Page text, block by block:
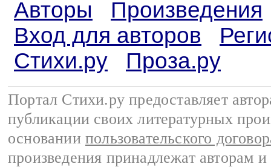
Авторы
Произведения
Вход для авторов
Стихи.ру
Проза.ру
Портал Стихи.ру предоставляет
публикации своих литературных
основании пользовательского
произведения принадлежат авторам